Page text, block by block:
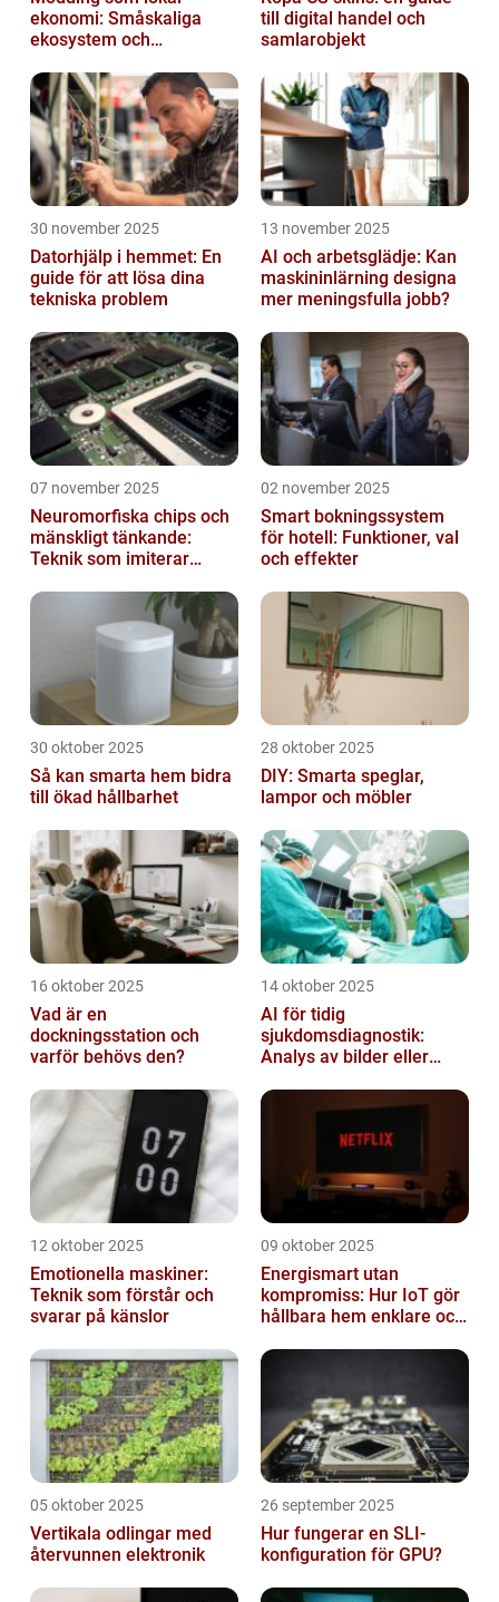
ekonomi: Småskaliga
ekosystem och
till digital handel och
samlarobjekt
30 november 2025
Datorhjälp i hemmet: En
guide för att lösa dina
tekniska problem
13 november 2025
AI och arbetsglädje: Kan
maskininlärning designa
mer meningsfulla jobb?
07 november 2025
Neuromorfiska chips och
mänskligt tänkande:
Teknik som imiterar
02 november 2025
Smart bokningssystem
för hotell: Funktioner, val
och effekter
30 oktober 2025
Så kan smarta hem bidra
till ökad hållbarhet
28 oktober 2025
DIY: Smarta speglar,
lampor och möbler
16 oktober 2025
Vad är en
dockningsstation och
varför behövs den?
14 oktober 2025
AI för tidig
sjukdomsdiagnostik:
Analys av bilder eller
12 oktober 2025
Emotionella maskiner:
Teknik som förstår och
svarar på känslor
09 oktober 2025
Energismart utan
kompromiss: Hur IoT gör
hållbara hem enklare och
05 oktober 2025
Vertikala odlingar med
återvunnen elektronik
26 september 2025
Hur fungerar en SLI-
konfiguration för GPU?